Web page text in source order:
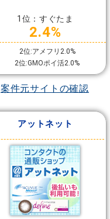
1位：すぐたま
2.4%
2位:アメフリ2.0%
2位:GMOポイ活2.0%
案件元サイトの確認
アットネット